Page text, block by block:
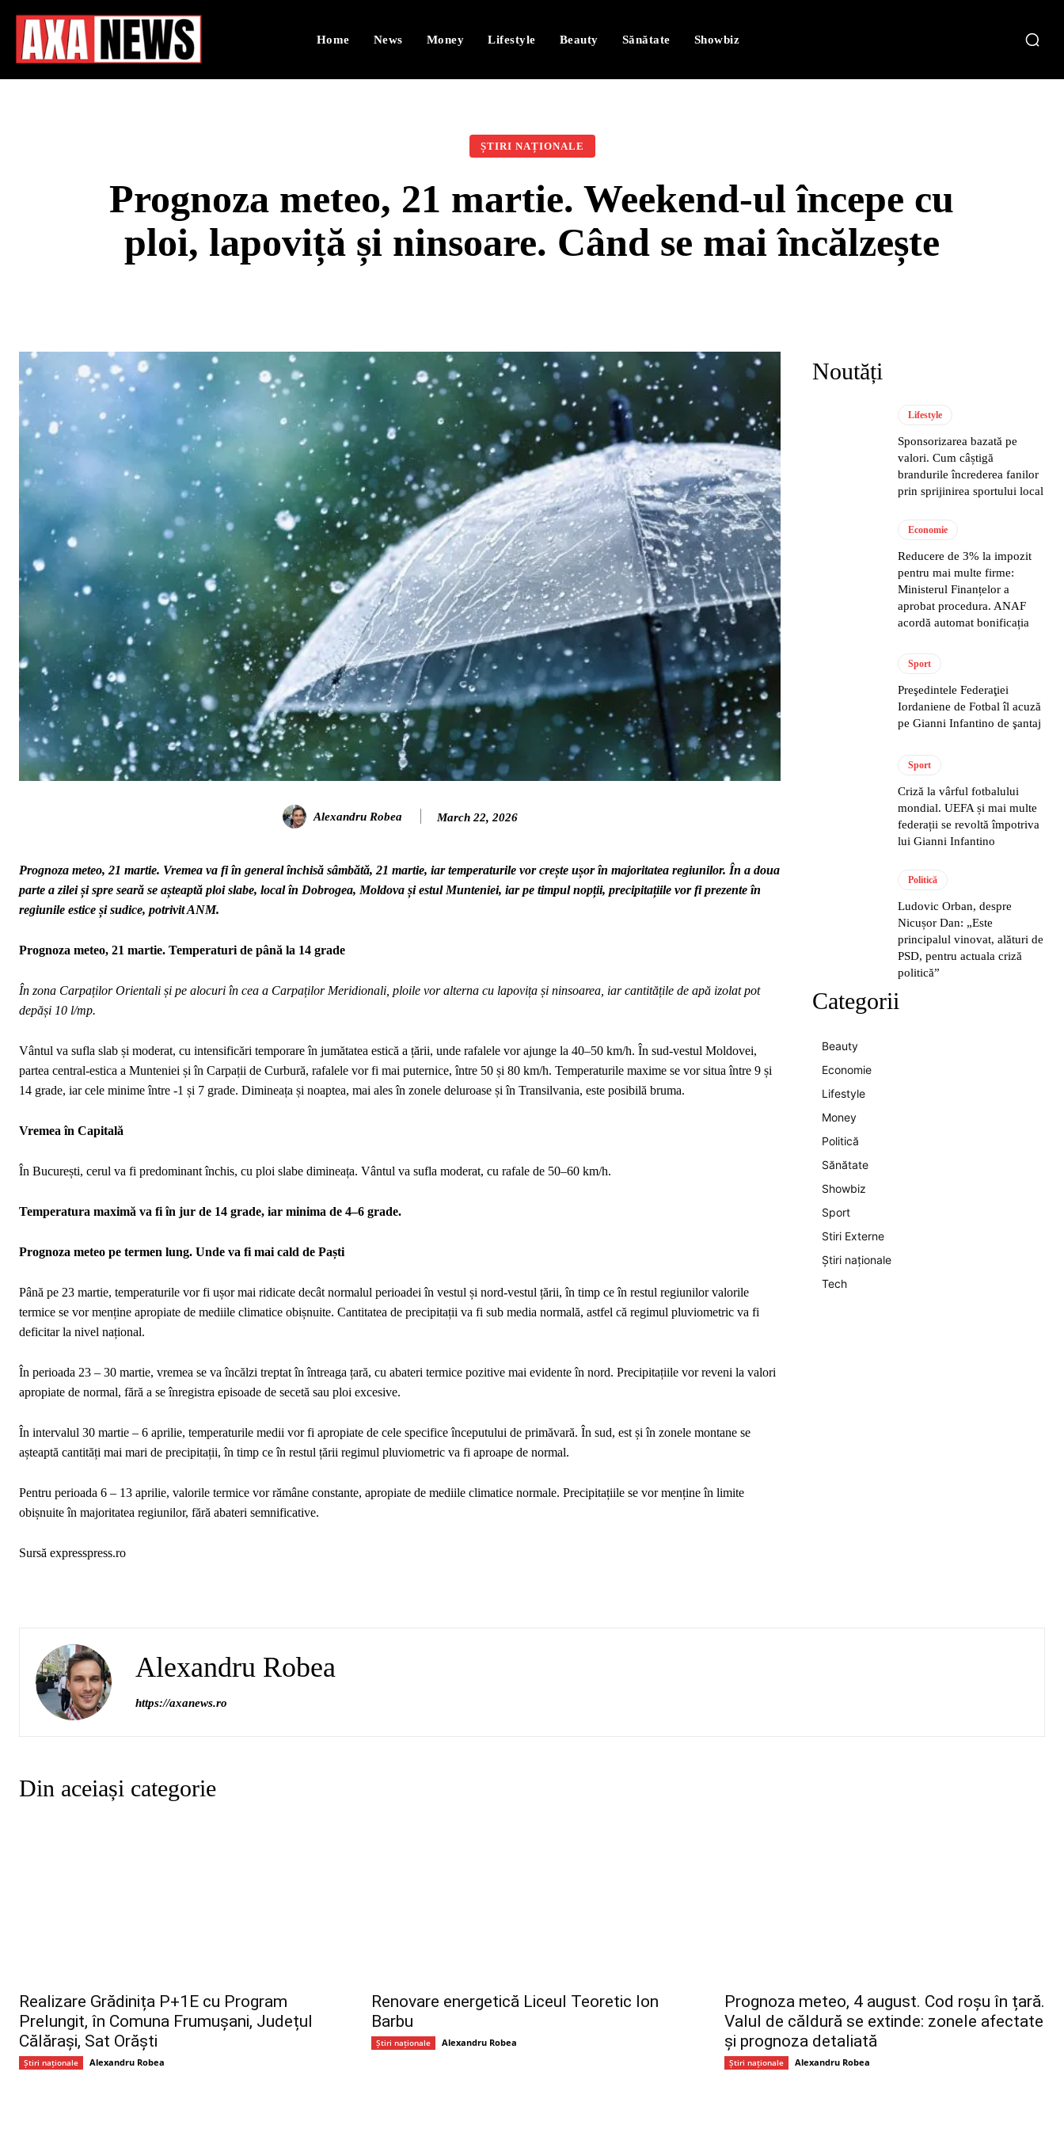
Home News Money Lifestyle Beauty Sănătate Showbiz
ȘTIRI NAȚIONALE
Prognoza meteo, 21 martie. Weekend-ul începe cu
ploi, lapoviță și ninsoare. Când se mai încălzește
Alexandru Robea March 22, 2026
Prognoza meteo, 21 martie. Vremea va fi în general închisă sâmbătă, 21 martie, iar temperaturile vor crește ușor în majoritatea regiunilor. În a doua
parte a zilei și spre seară se așteaptă ploi slabe, local în Dobrogea, Moldova și estul Munteniei, iar pe timpul nopții, precipitațiile vor fi prezente în
regiunile estice și sudice, potrivit ANM.
Prognoza meteo, 21 martie. Temperaturi de până la 14 grade
În zona Carpaților Orientali și pe alocuri în cea a Carpaților Meridionali, ploile vor alterna cu lapovița și ninsoarea, iar cantitățile de apă izolat pot
depăși 10 l/mp.
Vântul va sufla slab și moderat, cu intensificări temporare în jumătatea estică a țării, unde rafalele vor ajunge la 40–50 km/h. În sud-vestul Moldovei,
partea central-estica a Munteniei și în Carpații de Curbură, rafalele vor fi mai puternice, între 50 și 80 km/h. Temperaturile maxime se vor situa între 9 și
14 grade, iar cele minime între -1 și 7 grade. Dimineața și noaptea, mai ales în zonele deluroase și în Transilvania, este posibilă bruma.
Vremea în Capitală
În București, cerul va fi predominant închis, cu ploi slabe dimineața. Vântul va sufla moderat, cu rafale de 50–60 km/h.
Temperatura maximă va fi în jur de 14 grade, iar minima de 4–6 grade.
Prognoza meteo pe termen lung. Unde va fi mai cald de Paști
Până pe 23 martie, temperaturile vor fi ușor mai ridicate decât normalul perioadei în vestul și nord-vestul țării, în timp ce în restul regiunilor valorile
termice se vor menține apropiate de mediile climatice obișnuite. Cantitatea de precipitații va fi sub media normală, astfel că regimul pluviometric va fi
deficitar la nivel național.
În perioada 23 – 30 martie, vremea se va încălzi treptat în întreaga țară, cu abateri termice pozitive mai evidente în nord. Precipitațiile vor reveni la valori
apropiate de normal, fără a se înregistra episoade de secetă sau ploi excesive.
În intervalul 30 martie – 6 aprilie, temperaturile medii vor fi apropiate de cele specifice începutului de primăvară. În sud, est și în zonele montane se
așteaptă cantități mai mari de precipitații, în timp ce în restul țării regimul pluviometric va fi aproape de normal.
Pentru perioada 6 – 13 aprilie, valorile termice vor rămâne constante, apropiate de mediile climatice normale. Precipitațiile se vor menține în limite
obișnuite în majoritatea regiunilor, fără abateri semnificative.
Sursă expresspress.ro
Noutăți
Lifestyle
Sponsorizarea bazată pe
valori. Cum câștigă
brandurile încrederea fanilor
prin sprijinirea sportului local
Economie
Reducere de 3% la impozit
pentru mai multe firme:
Ministerul Finanțelor a
aprobat procedura. ANAF
acordă automat bonificația
Sport
Preşedintele Federaţiei
Iordaniene de Fotbal îl acuză
pe Gianni Infantino de şantaj
Sport
Criză la vârful fotbalului
mondial. UEFA și mai multe
federații se revoltă împotriva
lui Gianni Infantino
Politică
Ludovic Orban, despre
Nicușor Dan: „Este
principalul vinovat, alături de
PSD, pentru actuala criză
politică”
Categorii
Beauty
Economie
Lifestyle
Money
Politică
Sănătate
Showbiz
Sport
Stiri Externe
Știri naționale
Tech
Alexandru Robea
https://axanews.ro
Din aceiași categorie
Realizare Grădinița P+1E cu Program
Prelungit, în Comuna Frumușani, Județul
Călărași, Sat Orăști
Știri naționale Alexandru Robea
Renovare energetică Liceul Teoretic Ion
Barbu
Știri naționale Alexandru Robea
Prognoza meteo, 4 august. Cod roșu în țară.
Valul de căldură se extinde: zonele afectate
și prognoza detaliată
Știri naționale Alexandru Robea